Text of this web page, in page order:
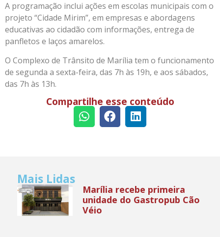
A programação inclui ações em escolas municipais com o
projeto “Cidade Mirim”, em empresas e abordagens
educativas ao cidadão com informações, entrega de
panfletos e laços amarelos.
O Complexo de Trânsito de Marília tem o funcionamento
de segunda a sexta-feira, das 7h às 19h, e aos sábados,
das 7h às 13h.
Compartilhe esse conteúdo
Mais Lidas
Marília recebe primeira
unidade do Gastropub Cão
Véio